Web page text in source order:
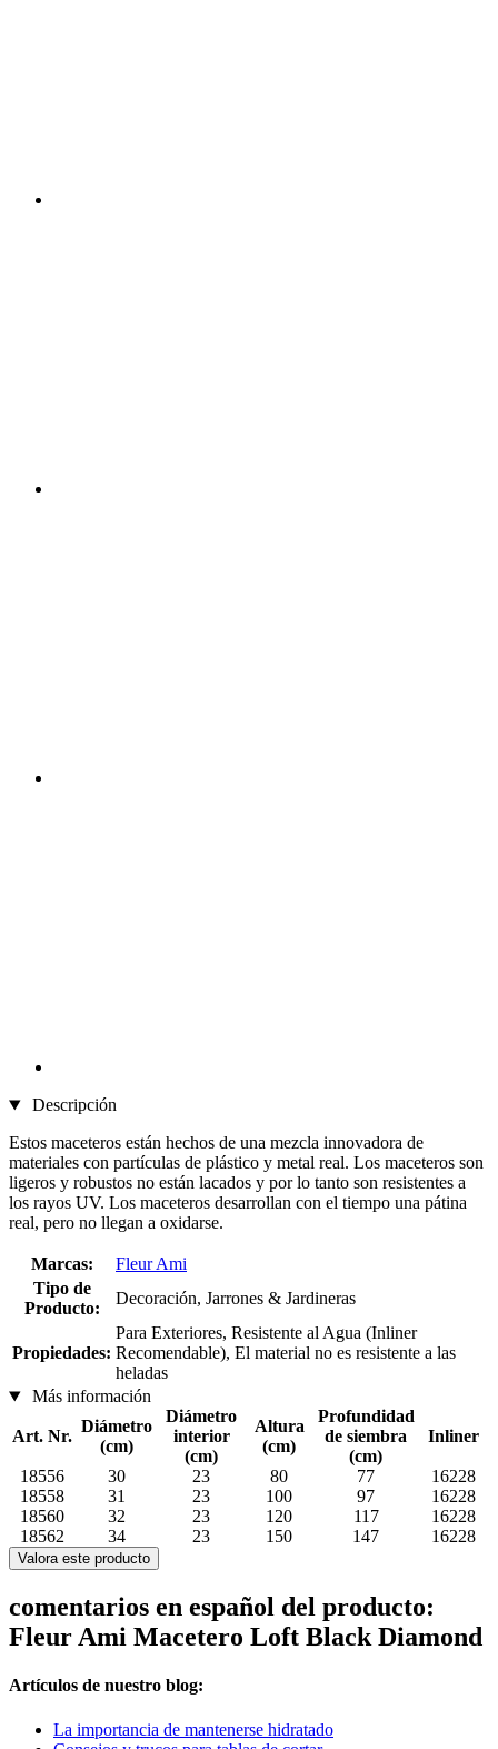
Descripción
Estos maceteros están hechos de una mezcla innovadora de
materiales con partículas de plástico y metal real. Los maceteros son
ligeros y robustos no están lacados y por lo tanto son resistentes a
los rayos UV. Los maceteros desarrollan con el tiempo una pátina
real, pero no llegan a oxidarse.
Marcas:
Fleur Ami
Tipo de
Producto:
Decoración, Jarrones & Jardineras
Propiedades:
Para Exteriores, Resistente al Agua (Inliner
Recomendable), El material no es resistente a las
heladas
Más información
Art. Nr.
Diámetro
(cm)
Diámetro
interior
(cm)
Altura
(cm)
Profundidad
de siembra
(cm)
Inliner
18556 30 23 80 77
16228
18558
31 23 100 97
16228
18560
32 23 120 117
16228
18562
34 23 150 147 16228
Valora este producto
comentarios en español del producto:
Fleur Ami Macetero Loft Black Diamond
Artículos de nuestro blog:
La importancia de mantenerse hidratado